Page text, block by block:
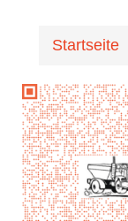
Startseite